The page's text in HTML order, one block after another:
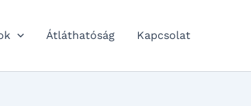
Átláthatóság Kapcsolat